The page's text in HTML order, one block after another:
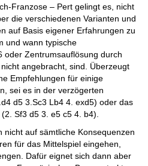
Franzose – Pert gelingt es, nicht
die verschiedenen Varianten und
auf Basis eigener Erfahrungen zu
und wann typische
oder Zentrumsauflösung durch
angebracht, sind. Überzeugt
Empfehlungen für einige
sei es in der verzögerten
d5 3.Sc3 Lb4 4. exd5) oder das
Sf3 d5 3. e5 c5 4. b4).
nicht auf sämtliche Konsequenzen
für das Mittelspiel eingehen,
Dafür eignet sich dann aber